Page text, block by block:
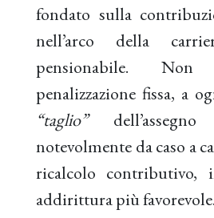
fondato sulla
nell’arco della
pensionabile.
penalizzazione fissa, a
“taglio”
notevolmente da caso a
ricalcolo contributivo,
addirittura più favorevole.